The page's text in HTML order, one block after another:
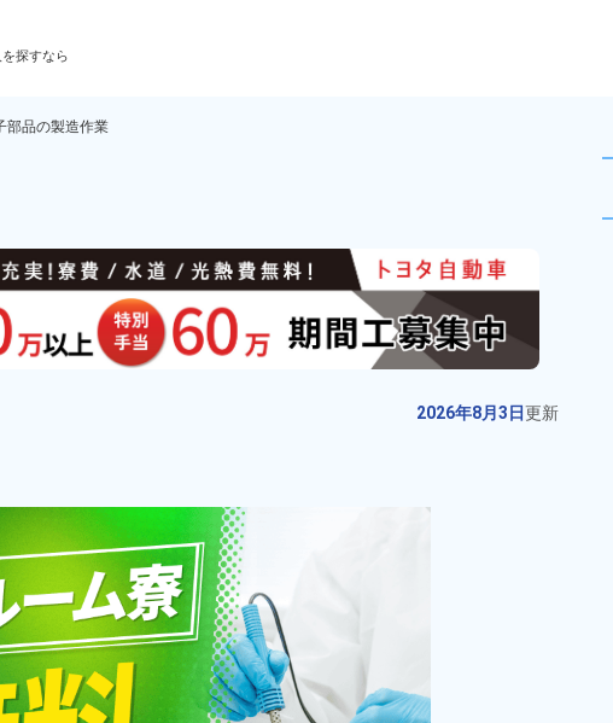
探すなら
部品の製造作業
けの電子部品の製造作業！日払
2026年8月3日更新
お仕事No.20333-
01
2026年8月3日
新
ワイヤー製品の梱包･溶断作業！20
代～40代の男性活躍中★人気の日
兵庫県小野市　周辺
男性活躍中
経験者優遇 資格・経験不問